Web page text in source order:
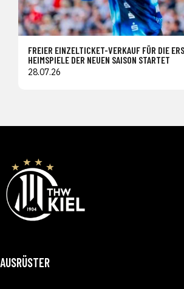
FREIER EINZELTICKET-VERKAUF FÜR DIE
HEIMSPIELE DER NEUEN SAISON STARTET
28.07.26
AUSRÜSTER